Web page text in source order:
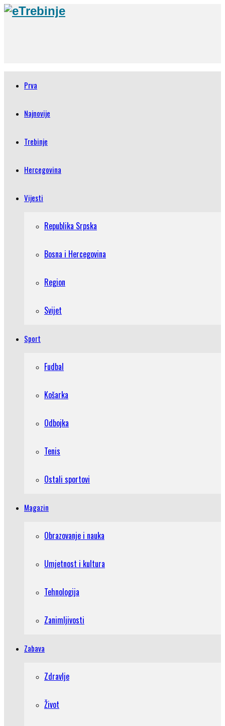
Prva
Najnovije
Trebinje
Hercegovina
Vijesti
Republika Srpska
Bosna i Hercegovina
Region
Svijet
Sport
Fudbal
Košarka
Odbojka
Tenis
Ostali sportovi
Magazin
Obrazovanje i nauka
Umjetnost i kultura
Tehnologija
Zanimljivosti
Zabava
Zdravlje
Život